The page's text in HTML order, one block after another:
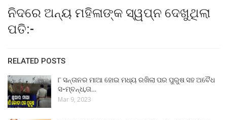
ନିଦରେ ଅନ୍ୟ ମହିଳାଙ୍କ ସ୍ୱପ୍ନ ଦେଖୁଥିଲା
ପତି:-
RELATED POSTS
୮ ସନ୍ତାନର ମାଆ ହୋଇ ମଧ୍ୟ ରଖିଲା ପର ପୁରୁଷ ସହ ଅବୈଧ
ସ-ମ୍ବନ୍ଧ,ତା…
Mar 9, 2023